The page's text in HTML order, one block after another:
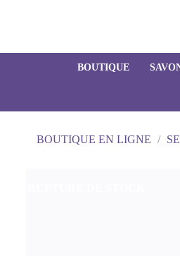
BOUTIQUE
BOUTIQUE EN LIGNE